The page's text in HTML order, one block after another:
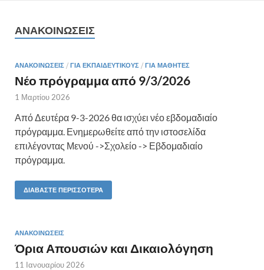
ΑΝΑΚΟΙΝΏΣΕΙΣ
ΑΝΑΚΟΙΝΏΣΕΙΣ / ΓΙΑ ΕΚΠΑΙΔΕΥΤΙΚΟΎΣ / ΓΙΑ ΜΑΘΗΤΈΣ
Νέο πρόγραμμα από 9/3/2026
1 Μαρτίου 2026
Από Δευτέρα 9-3-2026 θα ισχύει νέο εβδομαδιαίο
πρόγραμμα. Ενημερωθείτε από την ιστοσελίδα
επιλέγοντας Μενού ->Σχολείο -> Εβδομαδιαίο
πρόγραμμα.
ΔΙΑΒΆΣΤΕ ΠΕΡΙΣΣΌΤΕΡΑ
ΑΝΑΚΟΙΝΏΣΕΙΣ
Όρια Απουσιών και Δικαιολόγηση
11 Ιανουαρίου 2026